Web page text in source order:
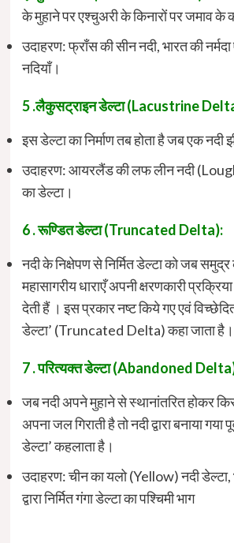
के मुहाने पर एश्चुअरी के किनारों पर जमाव के
उदाहरण: फ्राँस की सीन नदी, भारत की नर्मदा
नदियाँ।
5 .लैकुसट्राइन डेल्टा (Lacustrine
इस डेल्टा का निर्माण तब होता है जब एक नदी
उदाहरण: आयरलैंड की लफ लीन नदी
का डेल्टा।
6 . रूण्डित डेल्टा (Truncated Delta):
नदी के निक्षेपण से निर्मित डेल्टा को जब
महासागरीय धाराएँ अपनी क्षरणकारी
देती हैं । इस प्रकार नष्ट किये गए एवं
डेल्टा’ (Truncated Delta) कहा जाता है।
7 . परित्यक्त डेल्टा (Abandoned
जब नदी अपने मुहाने से स्थानांतरित होकर
अपना जल गिराती है तो नदी द्वारा बनाया गया
डेल्टा’ कहलाता है।
उदाहरण: चीन का यलो (Yellow) नदी डेल्टा,
द्वारा निर्मित गंगा डेल्टा का पश्चिमी भाग